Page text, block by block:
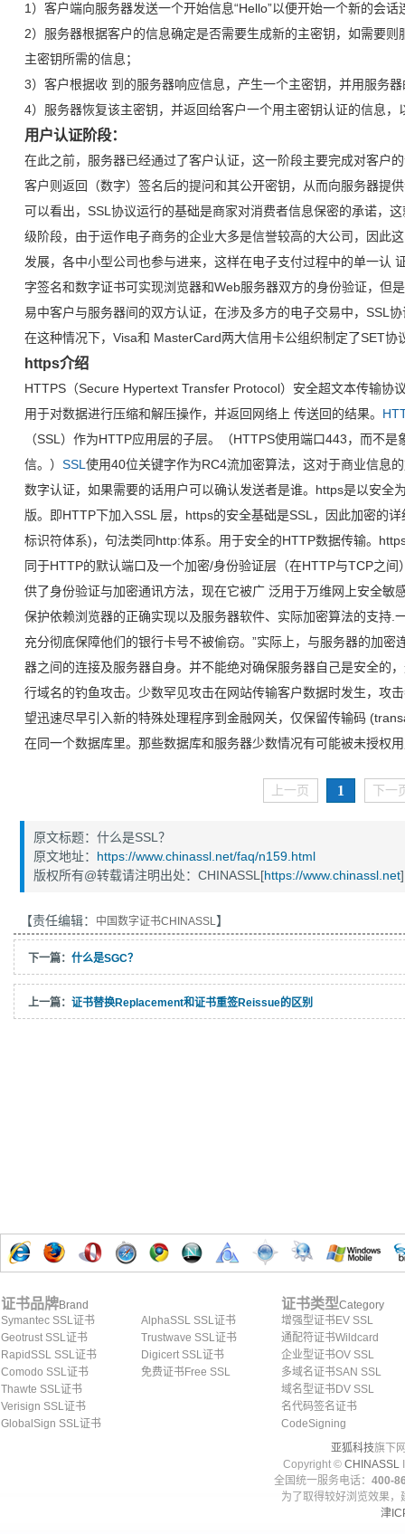
1）客户端向服务器发送一个开始信息“Hello”以便开始一个新的会话
2）服务器根据客户的信息确定是否需要生成新的主密钥，如需要则
主密钥所需的信息；
3）客户根据收 到的服务器响应信息，产生一个主密钥，并用服务
4）服务器恢复该主密钥，并返回给客户一个用主密钥认证的信息，
用户认证阶段：
在此之前，服务器已经通过了客户认证，这一阶段主要完成对客户
客户则返回（数字）签名后的提问和其公开密钥，从而向服务器提
可以看出，SSL协议运行的基础是商家对消费者信息保密的承诺，
级阶段，由于运作电子商务的企业大多是信誉较高的大公司，因此
发展，各中小型公司也参与进来，这样在电子支付过程中的单一认
字签名和数字证书可实现浏览器和Web服务器双方的身份验证，但
易中客户与服务器间的双方认证，在涉及多方的电子交易中，SSL
在这种情况下，Visa和 MasterCard两大信用卡公组织制定了SET
https介绍
HTTPS（Secure Hypertext Transfer Protocol）安全超文本传输协
用于对数据进行压缩和解压操作，并返回网络上 传送回的结果。
（SSL）作为HTTP应用层的子层。（HTTPS使用端口443，而不
信。）SSL使用40位关键字作为RC4流加密算法，这对于商业信息
数字认证，如果需要的话用户可以确认发送者是谁。https是以安全
版。即HTTP下加入SSL 层，https的安全基础是SSL，因此加密的
标识符体系)，句法类同http:体系。用于安全的HTTP数据传输。
同于HTTP的默认端口及一个加密/身份验证层（在HTTP与TCP之
供了身份验证与加密通讯方法，现在它被广 泛用于万维网上安全敏
保护依赖浏览器的正确实现以及服务器软件、实际加密算法的支持.
充分彻底保障他们的银行卡号不被偷窃。”实际上，与服务器的加
器之间的连接及服务器自身。并不能绝对确保服务器自己是安全的
行域名的钓鱼攻击。少数罕见攻击在网站传输客户数据时发生，攻
望迅速尽早引入新的特殊处理程序到金融网关，仅保留传输码
在同一个数据库里。那些数据库和服务器少数情况有可能被未授权
上一页 1 下一
原文标题：什么是SSL？
原文地址： https://www.chinassl.net/faq/n159.html
版权所有@转载请注明出处：CHINASSL[https://www.chinassl.net]
【责任编辑： 中国数字证书CHINASSL】
下一篇： 什么是SGC？
上一篇： 证书替换Replacement和证书重签Reissue的区别
证书品牌Brand
Symantec SSL证书
Geotrust SSL证书
RapidSSL SSL证书
Comodo SSL证书
Thawte SSL证书
Verisign SSL证书
GlobalSign SSL证书
AlphaSSL SSL证书
Trustwave SSL证书
Digicert SSL证书
免费证书Free SSL
证书类型Category
增强型证书EV SSL
通配符证书Wildcard
企业型证书OV SSL
多域名证书SAN SSL
域名型证书DV SSL
名代码签名证书
CodeSigning
亚狐科技旗下
Copyright © CHINASSL
全国统一服务电话： 400-
为了取得较好浏览效果
津